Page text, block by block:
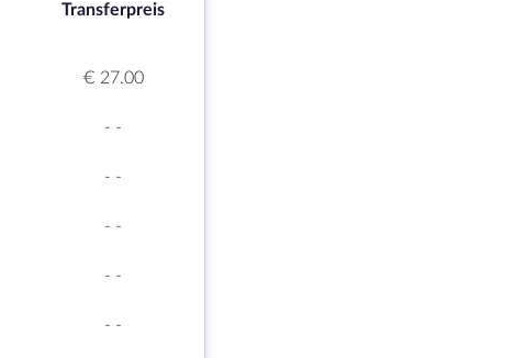
Transferpreis
€ 27.00
- -
- -
- -
- -
- -